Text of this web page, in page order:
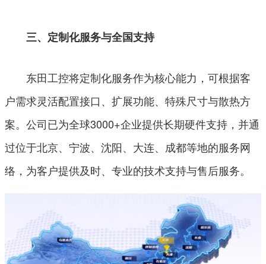
三、定制化服务与全国支持
东田工控将定制化服务作为核心能力，可根据客
户需求灵活配置接口、扩展功能、特殊尺寸与散热方
案。公司已为全球3000+企业提供长期硬件支持，并通
过位于北京、宁波、沈阳、大连、成都等地的服务网
络，为客户提供及时、专业的技术支持与售后服务。